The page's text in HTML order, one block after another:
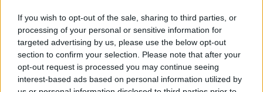
If you wish to opt-out of the sale, sharing to third parties, or
processing of your personal or sensitive information for
targeted advertising by us, please use the below opt-out
section to confirm your selection. Please note that after your
opt-out request is processed you may continue seeing
interest-based ads based on personal information utilized by
Prueba a apagarlo en OFF (sin tener puesto el AC) y enciéndelo
de nuevo en OFF a ver qué sucede. Recuerdo que la tecl OFF es
tanto para apagar como para encender.
Un saludo